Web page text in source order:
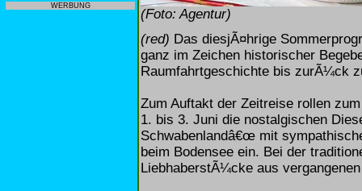
WERBUNG
(Foto: Agentur)
(red) Das diesjÃ¤hrige
ganz im Zeichen historischer
Raumfahrtgeschichte bis zurÃ¼ck
Zum Auftakt der Zeitreise rollen
1. bis 3. Juni die nostalgischen
Schwabenlandâ€œ mit
beim Bodensee ein. Bei der
LiebhaberstÃ¼cke aus